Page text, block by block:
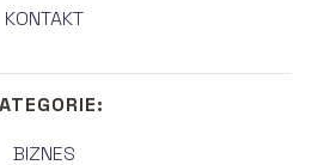
KONTAKT
BIZNES